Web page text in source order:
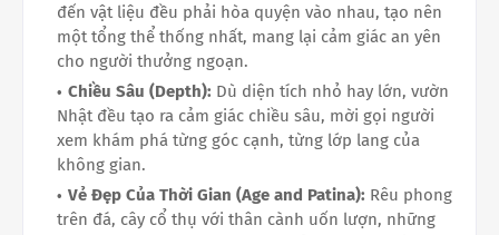
đến vật liệu đều phải hòa quyện vào nhau, tạo nên
một tổng thể thống nhất, mang lại cảm giác an yên
cho người thưởng ngoạn.
Chiều Sâu (Depth): Dù diện tích nhỏ hay lớn, vườn
Nhật đều tạo ra cảm giác chiều sâu, mời gọi người
xem khám phá từng góc cạnh, từng lớp lang của
không gian.
Vẻ Đẹp Của Thời Gian (Age and Patina): Rêu phong
trên đá, cây cổ thụ với thân cành uốn lượn, những